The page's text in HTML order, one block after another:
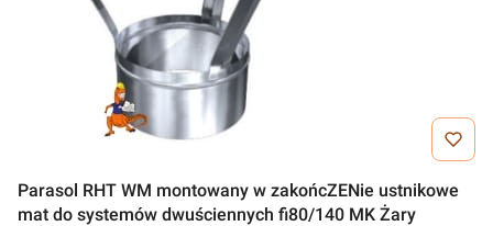
Parasol RHT WM montowany w zakońcZENie ustnikowe
mat do systemów dwuściennych fi80/140 MK Żary